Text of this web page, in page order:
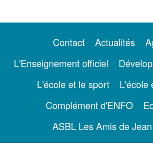
Contact Actualités
L'Enseignement officiel
L'école et le sport
L'école
Complément d'ENFO
ASBL Les Amis de